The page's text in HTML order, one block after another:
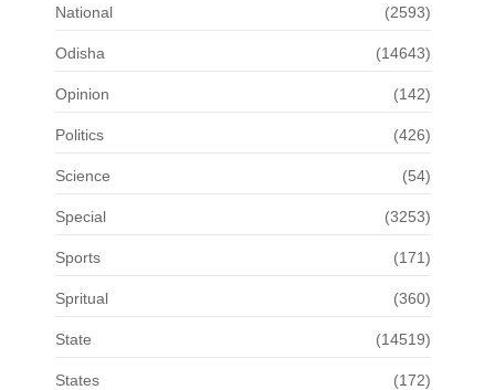
National (2593)
Odisha (14643)
Opinion (142)
Politics (426)
Science (54)
Special (3253)
Sports (171)
Spritual (360)
State (14519)
States (172)